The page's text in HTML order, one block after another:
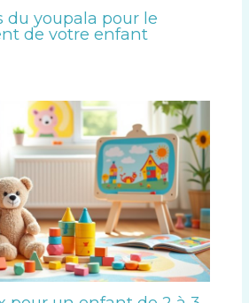
du youpala pour le
de votre enfant